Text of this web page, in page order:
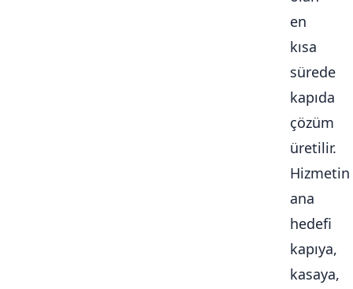
en
kısa
sürede
kapıda
çözüm
üretilir.
Hizmetin
ana
hedefi
kapıya,
kasaya,